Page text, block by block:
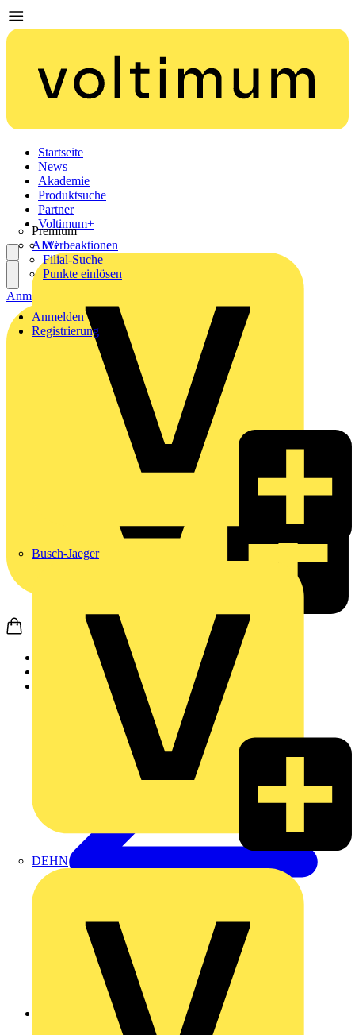
Startseite
News
Akademie
Produktsuche
Partner
Premium
AEG
Busch-Jaeger
DEHN
Voltimum+
Werbeaktionen
Filial-Suche
Punkte einlösen
Anmelden
Registrierung
Anmelden
Zurück zu Produkte